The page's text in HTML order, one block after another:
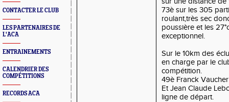
CONTACTER LE CLUB
LES PARTENAIRES DE
L'ACA
ENTRAINEMENTS
CALENDRIER DES
COMPÉTITIONS
RECORDS ACA
73è sur les 305
roulant,très sec
poussière et les
exceptionnel.
Sur le 10km des
en charge par le
compétition.
49è Franck
Et Jean Claude
ligne de départ.